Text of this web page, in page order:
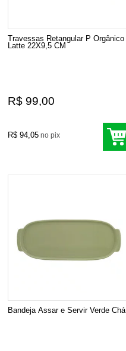
Travessas Retangular P Orgânico
Latte 22X9,5 CM
R$ 99,00
R$ 94,05 no pix
Bandeja Assar e Servir Verde Chá